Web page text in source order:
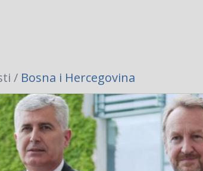
/ Bosna i Hercegovina